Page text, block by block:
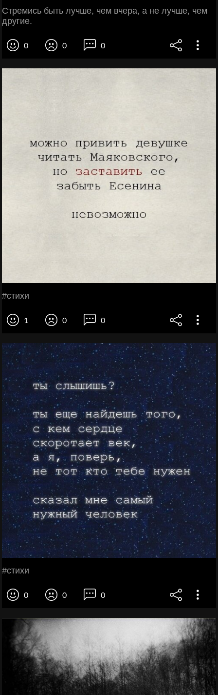
Стремись быть лучше, чем вчера, а не лучше, чем
другие.
0 0 0
#стихи
1 0 0
#стихи
0 0 0